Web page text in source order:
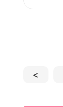
<